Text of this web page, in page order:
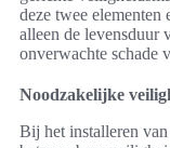
deze twee
alleen de levensduur
onverwachte schade
Noodzakelijke
Bij het installeren